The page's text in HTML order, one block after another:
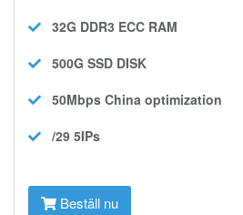
32G DDR3 ECC RAM
500G SSD DISK
50Mbps China optimization
/29 5IPs
Beställ nu